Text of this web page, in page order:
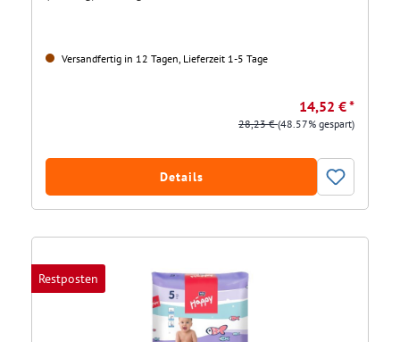
Versandfertig in 12 Tagen, Lieferzeit 1-5 Tage
14,52 € *
28,23 €(48.57% gespart)
Details
Restposten